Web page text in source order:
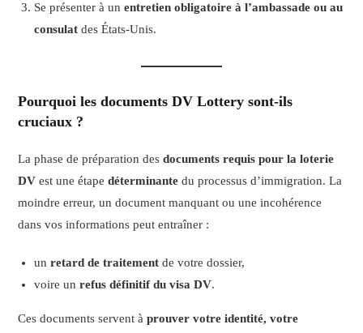
Se présenter à unentretien obligatoire à l’ambassade ou au
consulat des États-Unis.
Pourquoi les documents DV Lottery sont-ils
cruciaux ?
La phase de préparation desdocuments requis pour la loterie
DV est une étapedéterminante du processus d’immigration. La
moindre erreur, un document manquant ou une incohérence
dans vos informations peut entraîner :
unretard de traitement de votre dossier,
voire unrefus définitif du visa DV.
Ces documents servent àprouver votre identité, votre